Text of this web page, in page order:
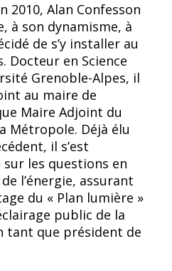
2010, Alan Confesson
à son dynamisme, à
de s’y installer au
Docteur en Science
Grenoble-Alpes, il
au maire de
Maire Adjoint du
Métropole. Déjà élu
il s’est
les questions en
l’énergie, assurant
du « Plan lumière »
public de la
tant que président de